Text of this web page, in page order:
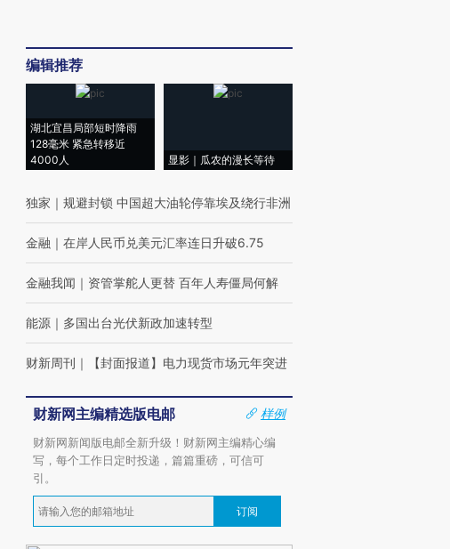
编辑推荐
湖北宜昌局部短时降雨
128毫米 紧急转移近
4000人
显影｜瓜农的漫长等待
独家 ｜ 规避封锁 中国超大油轮停靠埃及绕行非洲
金融 ｜ 在岸人民币兑美元汇率连日升破6.75
金融我闻 ｜ 资管掌舵人更替 百年人寿僵局何解
能源 ｜ 多国出台光伏新政加速转型
财新周刊 ｜ 【封面报道】电力现货市场元年突进
财新网主编精选版电邮
样例
财新网新闻版电邮全新升级！财新网主编精心编
写，每个工作日定时投递，篇篇重磅，可信可
引。
订阅